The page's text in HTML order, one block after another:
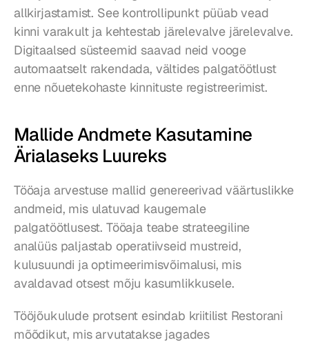
allkirjastamist. See kontrollipunkt püüab vead
kinni varakult ja kehtestab järelevalve järelevalve.
Digitaalsed süsteemid saavad neid vooge
automaatselt rakendada, vältides palgatöötlust
enne nõuetekohaste kinnituste registreerimist.
Mallide Andmete Kasutamine
Ärialaseks Luureks
Tööaja arvestuse mallid genereerivad väärtuslikke
andmeid, mis ulatuvad kaugemale
palgatöötlusest. Tööaja teabe strateegiline
analüüs paljastab operatiivseid mustreid,
kulusuundi ja optimeerimisvõimalusi, mis
avaldavad otsest mõju kasumlikkusele.
Tööjõukulude protsent esindab kriitilist Restorani
mõõdikut, mis arvutatakse jagades